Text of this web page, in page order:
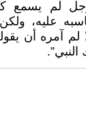
لم يسمع
عليه،
آمره أن